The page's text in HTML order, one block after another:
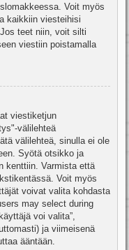
Voit myös
kaikkiin viesteihisi
teet niin, voit silti
viestiin poistamalla
viestiketjun
välilehteä
välilehteä, sinulla ei ole
Syötä otsikko ja
kenttiin. Varmista että
Voit myös
voivat valita kohdasta
may select during
voi valita”,
ja viimeisenä
ääntään.